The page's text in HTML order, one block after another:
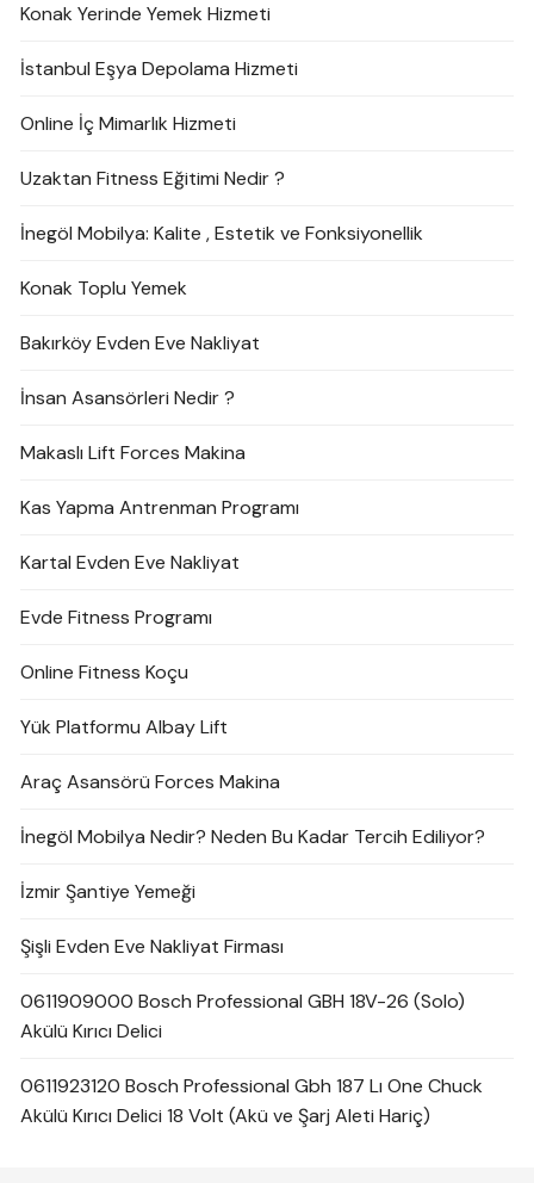
Konak Yerinde Yemek Hizmeti
İstanbul Eşya Depolama Hizmeti
Online İç Mimarlık Hizmeti
Uzaktan Fitness Eğitimi Nedir ?
İnegöl Mobilya: Kalite , Estetik ve Fonksiyonellik
Konak Toplu Yemek
Bakırköy Evden Eve Nakliyat
İnsan Asansörleri Nedir ?
Makaslı Lift Forces Makina
Kas Yapma Antrenman Programı
Kartal Evden Eve Nakliyat
Evde Fitness Programı
Online Fitness Koçu
Yük Platformu Albay Lift
Araç Asansörü Forces Makina
İnegöl Mobilya Nedir? Neden Bu Kadar Tercih Ediliyor?
İzmir Şantiye Yemeği
Şişli Evden Eve Nakliyat Firması
0611909000 Bosch Professional GBH 18V-26 (Solo)
Akülü Kırıcı Delici
0611923120 Bosch Professional Gbh 187 Lı One Chuck
Akülü Kırıcı Delici 18 Volt (Akü ve Şarj Aleti Hariç)